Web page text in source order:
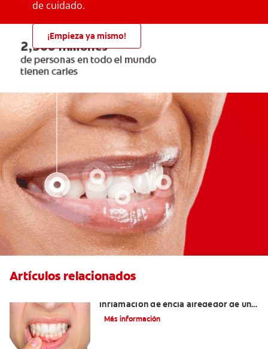
de cuidado.
¡Empieza ya mismo!
Artículos relacionados
inflamación de encía alrededor de un
diente?
Más información